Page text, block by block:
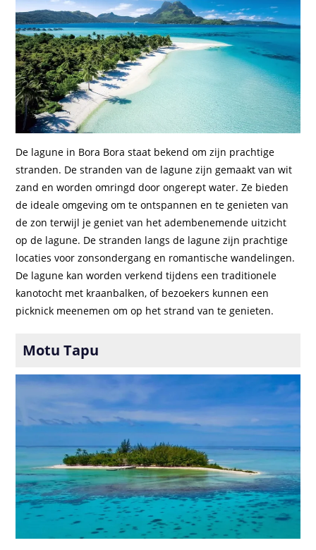
De lagune in Bora Bora staat bekend om zijn prachtige
stranden. De stranden van de lagune zijn gemaakt van wit
zand en worden omringd door ongerept water. Ze bieden
de ideale omgeving om te ontspannen en te genieten van
de zon terwijl je geniet van het adembenemende uitzicht
op de lagune. De stranden langs de lagune zijn prachtige
locaties voor zonsondergang en romantische wandelingen.
De lagune kan worden verkend tijdens een traditionele
kanotocht met kraanbalken, of bezoekers kunnen een
picknick meenemen om op het strand van te genieten.
Motu Tapu